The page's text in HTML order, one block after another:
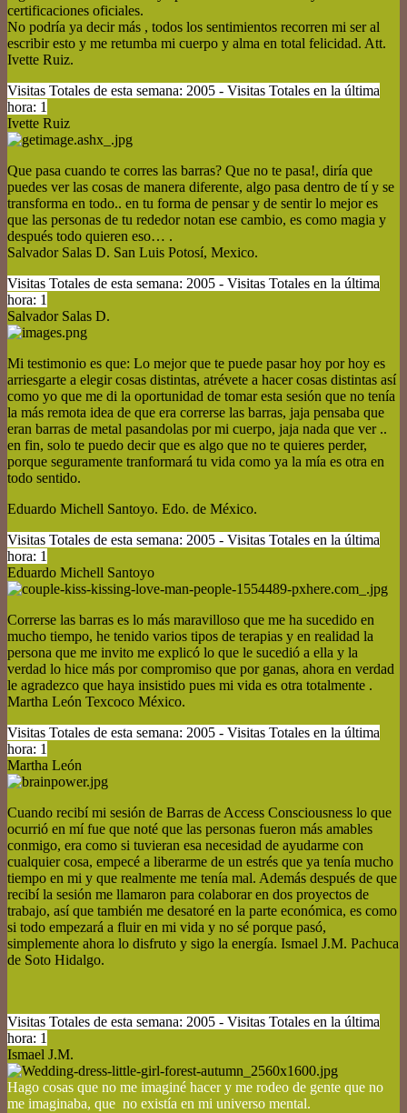
certificaciones oficiales.
No podría ya decir más , todos los sentimientos recorren mi ser al
escribir esto y me retumba mi cuerpo y alma en total felicidad. Att.
Ivette Ruiz.
Visitas Totales de esta semana: 2005 - Visitas Totales en la última
hora: 1
Ivette Ruiz
Que pasa cuando te corres las barras? Que no te pasa!, diría que
puedes ver las cosas de manera diferente, algo pasa dentro de tí y se
transforma en todo.. en tu forma de pensar y de sentir lo mejor es
que las personas de tu rededor notan ese cambio, es como magia y
después todo quieren eso… .
Salvador Salas D. San Luis Potosí, Mexico.
Visitas Totales de esta semana: 2005 - Visitas Totales en la última
hora: 1
Salvador Salas D.
Mi testimonio es que: Lo mejor que te puede pasar hoy por hoy es
arriesgarte a elegir cosas distintas, atrévete a hacer cosas distintas así
como yo que me di la oportunidad de tomar esta sesión que no tenía
la más remota idea de que era correrse las barras, jaja pensaba que
eran barras de metal pasandolas por mi cuerpo, jaja nada que ver ..
en fin, solo te puedo decir que es algo que no te quieres perder,
porque seguramente tranformará tu vida como ya la mía es otra en
todo sentido.
Eduardo Michell Santoyo. Edo. de México.
Visitas Totales de esta semana: 2005 - Visitas Totales en la última
hora: 1
Eduardo Michell Santoyo
Correrse las barras es lo más maravilloso que me ha sucedido en
mucho tiempo, he tenido varios tipos de terapias y en realidad la
persona que me invito me explicó lo que le sucedió a ella y la
verdad lo hice más por compromiso que por ganas, ahora en verdad
le agradezco que haya insistido pues mi vida es otra totalmente .
Martha León Texcoco México.
Visitas Totales de esta semana: 2005 - Visitas Totales en la última
hora: 1
Martha León
Cuando recibí mi sesión de Barras de Access Consciousness lo que
ocurrió en mí fue que noté que las personas fueron más amables
conmigo, era como si tuvieran esa necesidad de ayudarme con
cualquier cosa, empecé a liberarme de un estrés que ya tenía mucho
tiempo en mi y que realmente me tenía mal. Además después de que
recibí la sesión me llamaron para colaborar en dos proyectos de
trabajo, así que también me desatoré en la parte económica, es como
si todo empezará a fluir en mi vida y no sé porque pasó,
simplemente ahora lo disfruto y sigo la energía. Ismael J.M. Pachuca
de Soto Hidalgo.
Visitas Totales de esta semana: 2005 - Visitas Totales en la última
hora: 1
Ismael J.M.
Hago cosas que no me imaginé hacer y me rodeo de gente que no
me imaginaba, que no existía en mi universo mental.